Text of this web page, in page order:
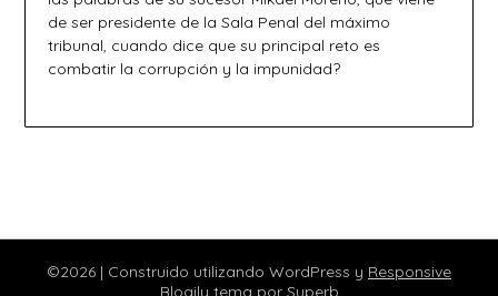
de ser presidente de la Sala Penal del máximo
tribunal, cuando dice que su principal reto es
combatir la corrupción y la impunidad?
©2026 | Construido utilizando WordPress y Responsive
Blogily tema por Superb